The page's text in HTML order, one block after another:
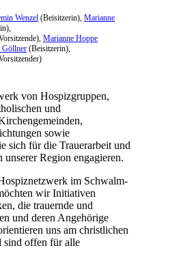
Wenzel (Beisitzerin), Marianne
Marianne Hoppe
Göllner (Beisitzerin),
von Hospizgruppen,
und
sowie
sich für die Trauerarbeit und
Region engagieren.
im Schwalm-
wir Initiativen
die trauernde und
und deren Angehörige
uns am christlichen
sind offen für alle